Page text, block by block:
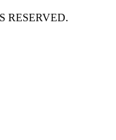
RESERVED.